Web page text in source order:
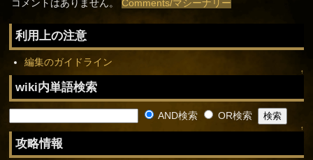
コメントはありません。Comments/マシーナリー
利用上の注意
編集のガイドライン
↑
wiki内単語検索
AND検索 OR検索
↑
攻略情報